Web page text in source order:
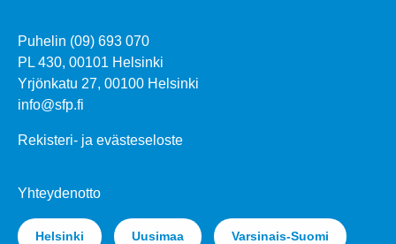
Puhelin (09) 693 070
PL 430, 00101 Helsinki
Yrjönkatu 27, 00100 Helsinki
info@sfp.fi
Rekisteri- ja evästeseloste
Yhteydenotto
Helsinki Uusimaa Varsinais-Suomi